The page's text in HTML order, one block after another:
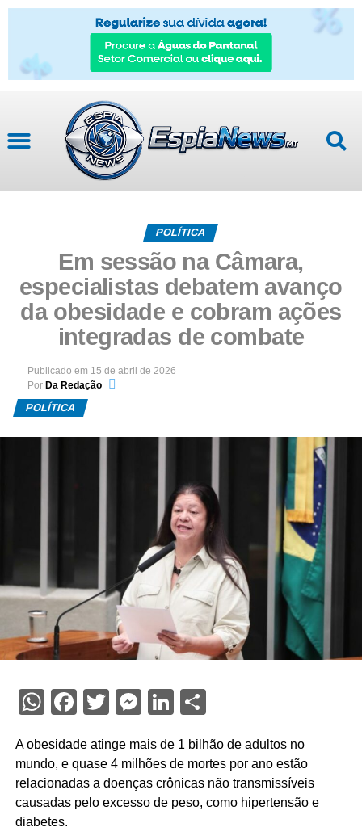
POLÍTICA
Em sessão na Câmara,
especialistas debatem avanço
da obesidade e cobram ações
integradas de combate
Publicado em 15 de abril de 2026
Por Da Redação
POLÍTICA
WhatsApp
Facebook
Twitter
Messenger
LinkedIn
Share
A obesidade atinge mais de 1 bilhão de adultos no
mundo, e quase 4 milhões de mortes por ano estão
relacionadas a doenças crônicas não transmissíveis
causadas pelo excesso de peso, como hipertensão e
diabetes.